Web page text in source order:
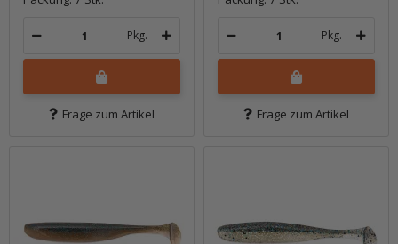
Pkg.
Frage zum Artikel
Pkg.
Frage zum Artikel